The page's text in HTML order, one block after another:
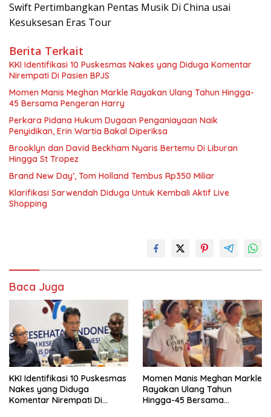
Swift Pertimbangkan Pentas Musik Di China usai
Kesuksesan Eras Tour
Berita Terkait
KKI Identifikasi 10 Puskesmas Nakes yang Diduga Komentar
Nirempati Di Pasien BPJS
Momen Manis Meghan Markle Rayakan Ulang Tahun Hingga-
45 Bersama Pengeran Harry
Perkara Pidana Hukum Dugaan Penganiayaan Naik
Penyidikan, Erin Wartia Bakal Diperiksa
Brooklyn dan David Beckham Nyaris Bertemu Di Liburan
Hingga St Tropez
Brand New Day’, Tom Holland Tembus Rp350 Miliar
Klarifikasi Sarwendah Diduga Untuk Kembali Aktif Live
Shopping
Baca Juga
KKI Identifikasi 10 Puskesmas
Nakes yang Diduga
Komentar Nirempati Di
Momen Manis Meghan Markle
Rayakan Ulang Tahun
Hingga-45 Bersama